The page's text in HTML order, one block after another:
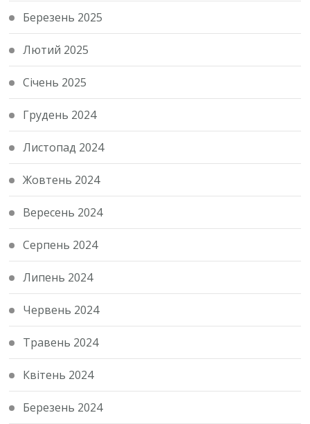
Березень 2025
Лютий 2025
Січень 2025
Грудень 2024
Листопад 2024
Жовтень 2024
Вересень 2024
Серпень 2024
Липень 2024
Червень 2024
Травень 2024
Квітень 2024
Березень 2024